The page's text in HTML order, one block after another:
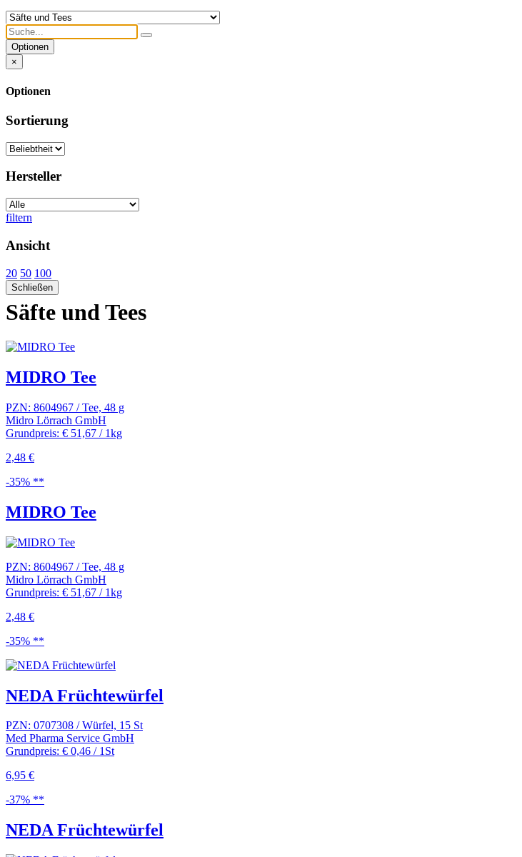
Optionen
×
Optionen
Sortierung
Hersteller
filtern
Ansicht
20 50 100
Schließen
Säfte und Tees
MIDRO Tee
PZN: 8604967 / Tee, 48 g
Midro Lörrach GmbH
Grundpreis: € 51,67 / 1kg
2,48 €
-35% **
MIDRO Tee
PZN: 8604967 / Tee, 48 g
Midro Lörrach GmbH
Grundpreis: € 51,67 / 1kg
2,48 €
-35% **
NEDA Früchtewürfel
PZN: 0707308 / Würfel, 15 St
Med Pharma Service GmbH
Grundpreis: € 0,46 / 1St
6,95 €
-37% **
NEDA Früchtewürfel